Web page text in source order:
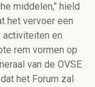
middelen," hield
het vervoer een
en
rem vormen op
van de OVSE
het Forum zal